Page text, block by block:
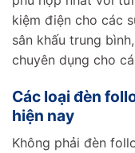
kiệm điện cho các
sân khấu trung
chuyên dụng cho
Các loại đèn
hiện nay
Không phải đèn